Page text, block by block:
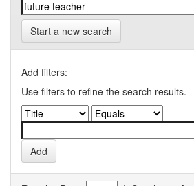
Start a new search
Add filters:
Use filters to refine the search results.